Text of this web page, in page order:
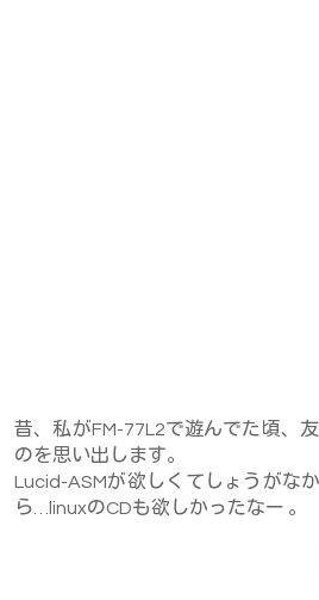
昔、私がFM-77L2で遊んでた頃、
のを思い出します。
Lucid-ASMが欲しくてしょうがな
ら…linuxのCDも欲しかったなー 。